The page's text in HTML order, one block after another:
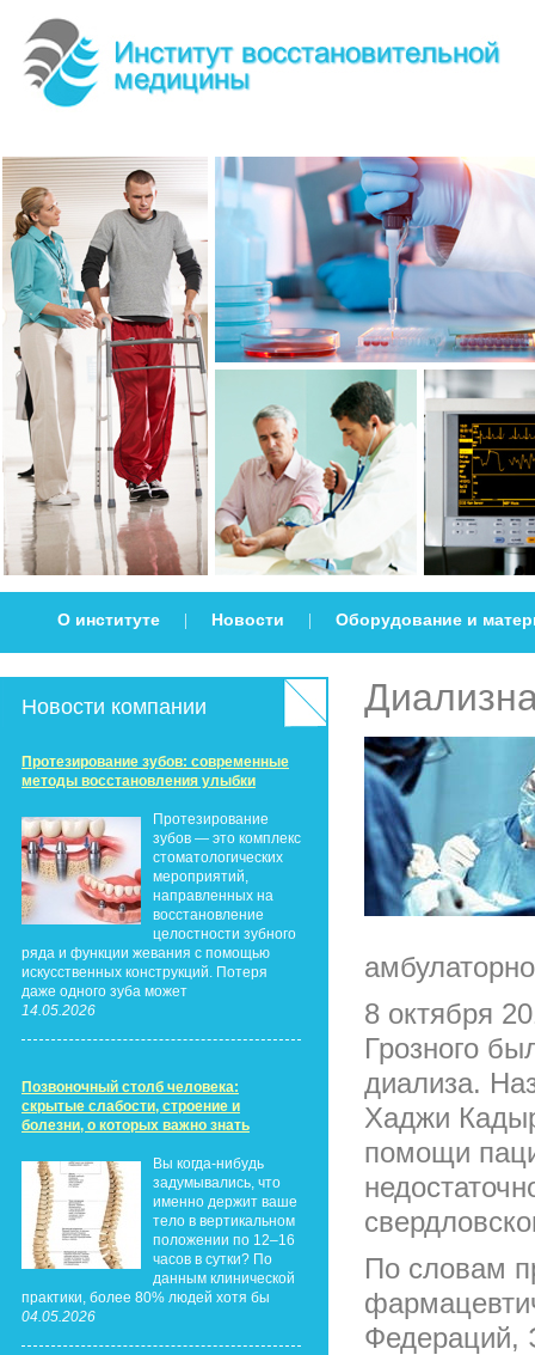
О институте Новости Оборудование и
Новости компании
Протезирование зубов: современные
методы восстановления улыбки
Протезирование
зубов — это комплекс
стоматологических
мероприятий,
направленных на
восстановление
целостности зубного
ряда и функции жевания с помощью
искусственных конструкций. Потеря
даже одного зуба может
14.05.2026
Позвоночный столб человека:
скрытые слабости, строение и
болезни, о которых важно знать
Вы когда-нибудь
задумывались, что
именно держит ваше
тело в вертикальном
положении по 12–16
часов в сутки? По
данным клинической
практики, более 80% людей хотя бы
04.05.2026
8 октября
Грозного
диализа.
Хаджи
помощи
По словам
Федераций,